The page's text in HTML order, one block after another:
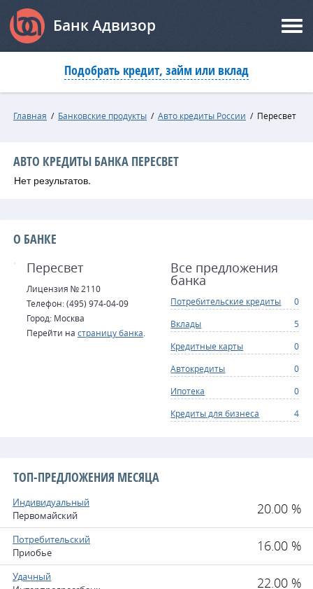
Банк Адвизор
Подобрать кредит, займ или вклад
Главная / Банковские продукты / Авто кредиты России / Пересвет
АВТО КРЕДИТЫ БАНКА ПЕРЕСВЕТ
Нет результатов.
О БАНКЕ
Пересвет
Лицензия № 2110
Телефон: (495) 974-04-09
Город: Москва
Перейти на страницу банка
Все предложения
банка
Потребительские кредиты
0
Вклады
5
Кредитные карты
0
Автокредиты
0
Ипотека
0
Кредиты для бизнеса
4
ТОП-ПРЕДЛОЖЕНИЯ МЕСЯЦА
Индивидуальный
Первомайский
20.00 %
Потребительский
Приобье
16.00 %
Удачный
22.00 %